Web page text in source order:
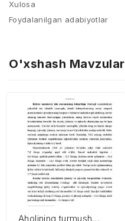
Xulosa
Foydalanilgan adabiyotlar
O'xshash Mavzular
Aholining turmush